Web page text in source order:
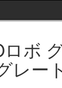
ボ
レー